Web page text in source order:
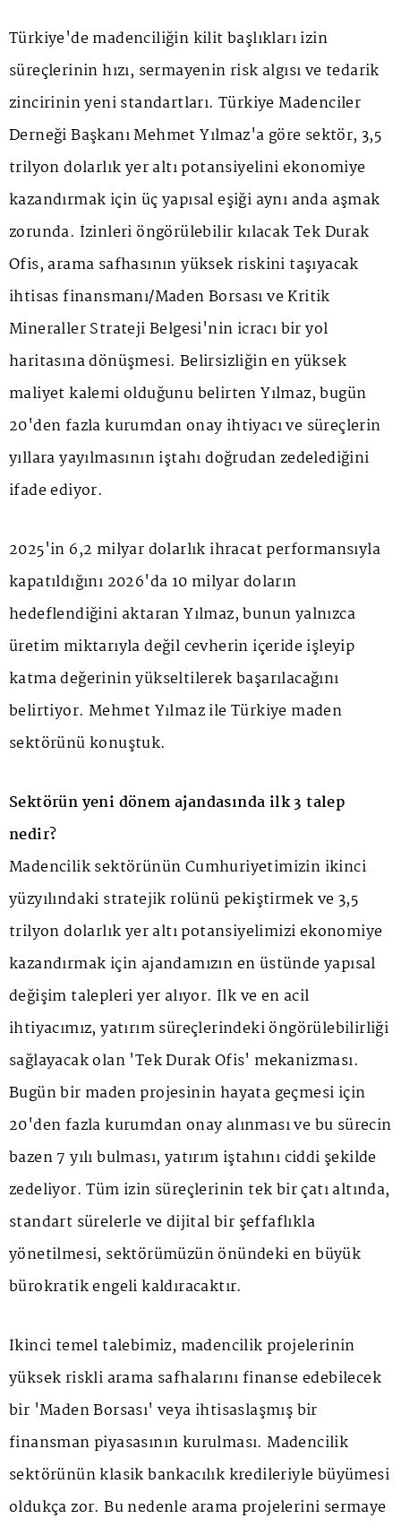
Türkiye'de madenciliğin kilit başlıkları izin
süreçlerinin hızı, sermayenin risk algısı ve tedarik
zincirinin yeni standartları. Türkiye Madenciler
Derneği Başkanı Mehmet Yılmaz'a göre sektör, 3,5
trilyon dolarlık yer altı potansiyelini ekonomiye
kazandırmak için üç yapısal eşiği aynı anda aşmak
zorunda. İzinleri öngörülebilir kılacak Tek Durak
Ofis, arama safhasının yüksek riskini taşıyacak
ihtisas finansmanı/Maden Borsası ve Kritik
Mineraller Strateji Belgesi'nin icracı bir yol
haritasına dönüşmesi. Belirsizliğin en yüksek
maliyet kalemi olduğunu belirten Yılmaz, bugün
20'den fazla kurumdan onay ihtiyacı ve süreçlerin
yıllara yayılmasının iştahı doğrudan zedelediğini
ifade ediyor.
2025'in 6,2 milyar dolarlık ihracat performansıyla
kapatıldığını 2026'da 10 milyar doların
hedeflendiğini aktaran Yılmaz, bunun yalnızca
üretim miktarıyla değil cevherin içeride işleyip
katma değerinin yükseltilerek başarılacağını
belirtiyor. Mehmet Yılmaz ile Türkiye maden
sektörünü konuştuk.
Sektörün yeni dönem ajandasında ilk 3 talep
nedir?
Madencilik sektörünün Cumhuriyetimizin ikinci
yüzyılındaki stratejik rolünü pekiştirmek ve 3,5
trilyon dolarlık yer altı potansiyelimizi ekonomiye
kazandırmak için ajandamızın en üstünde yapısal
değişim talepleri yer alıyor. İlk ve en acil
ihtiyacımız, yatırım süreçlerindeki öngörülebilirliği
sağlayacak olan 'Tek Durak Ofis' mekanizması.
Bugün bir maden projesinin hayata geçmesi için
20'den fazla kurumdan onay alınması ve bu sürecin
bazen 7 yılı bulması, yatırım iştahını ciddi şekilde
zedeliyor. Tüm izin süreçlerinin tek bir çatı altında,
standart sürelerle ve dijital bir şeffaflıkla
yönetilmesi, sektörümüzün önündeki en büyük
bürokratik engeli kaldıracaktır.
İkinci temel talebimiz, madencilik projelerinin
yüksek riskli arama safhalarını finanse edebilecek
bir 'Maden Borsası' veya ihtisaslaşmış bir
finansman piyasasının kurulması. Madencilik
sektörünün klasik bankacılık kredileriyle büyümesi
oldukça zor. Bu nedenle arama projelerini sermaye